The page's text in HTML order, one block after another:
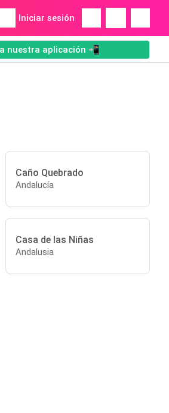
Iniciar sesión
nuestra aplicación 📲
Caño Quebrado
Andalucía
Casa de las Niñas
Andalusia